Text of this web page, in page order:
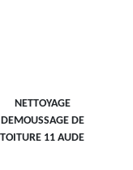
NETTOYAGE
DEMOUSSAGE DE
TOITURE 11 AUDE